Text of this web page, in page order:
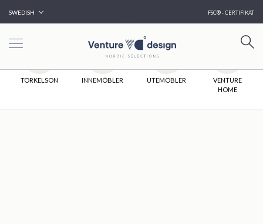
SWEDISH FSC® - CERTIFIKAT
HEM
TORKELSON INNEMÖBLER UTEMÖBLER
VENTURE
HOME